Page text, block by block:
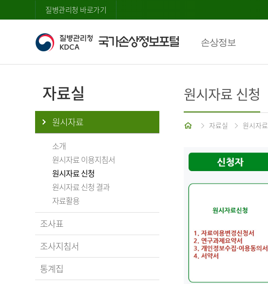
질병관리청 바로가기
손상정보
자료실
원시자료
소개
원시자료 이용지침서
원시자료 신청
원시자료 신청 결과
자료활용
조사표
조사지침서
통계집
원시자료 신청
홈 자료실 원시자료